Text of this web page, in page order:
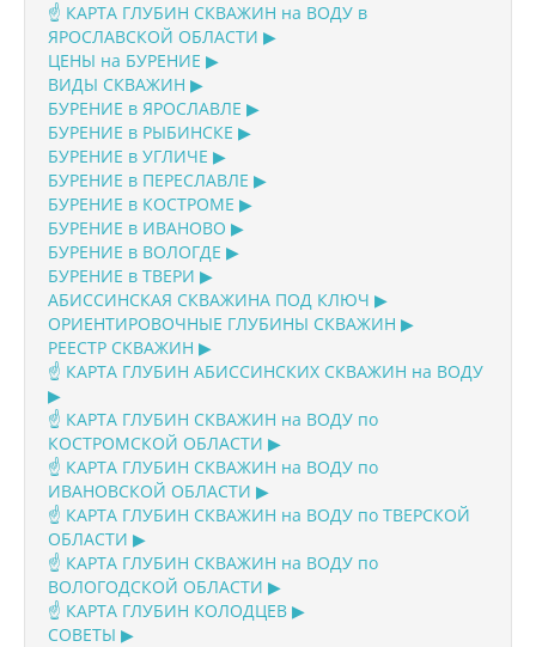
☝️ КАРТА ГЛУБИН СКВАЖИН на ВОДУ в
ЯРОСЛАВСКОЙ ОБЛАСТИ ▶
ЦЕНЫ на БУРЕНИЕ ▶
ВИДЫ СКВАЖИН ▶
БУРЕНИЕ в ЯРОСЛАВЛЕ ▶
БУРЕНИЕ в РЫБИНСКЕ ▶
БУРЕНИЕ в УГЛИЧЕ ▶
БУРЕНИЕ в ПЕРЕСЛАВЛЕ ▶
БУРЕНИЕ в КОСТРОМЕ ▶
БУРЕНИЕ в ИВАНОВО ▶
БУРЕНИЕ в ВОЛОГДЕ ▶
БУРЕНИЕ в ТВЕРИ ▶
АБИССИНСКАЯ СКВАЖИНА ПОД КЛЮЧ ▶
ОРИЕНТИРОВОЧНЫЕ ГЛУБИНЫ СКВАЖИН ▶
РЕЕСТР СКВАЖИН ▶
☝️ КАРТА ГЛУБИН АБИССИНСКИХ СКВАЖИН на ВОДУ
▶
☝️ КАРТА ГЛУБИН СКВАЖИН на ВОДУ по
КОСТРОМСКОЙ ОБЛАСТИ ▶
☝️ КАРТА ГЛУБИН СКВАЖИН на ВОДУ по
ИВАНОВСКОЙ ОБЛАСТИ ▶
☝️ КАРТА ГЛУБИН СКВАЖИН на ВОДУ по ТВЕРСКОЙ
ОБЛАСТИ ▶
☝️ КАРТА ГЛУБИН СКВАЖИН на ВОДУ по
ВОЛОГОДСКОЙ ОБЛАСТИ ▶
☝️ КАРТА ГЛУБИН КОЛОДЦЕВ ▶
СОВЕТЫ ▶